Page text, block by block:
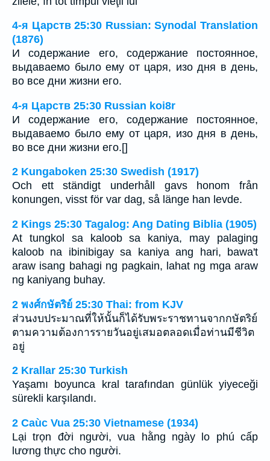
4-я Царств 25:30 Russian: Synodal Translation
(1876)
И содержание его, содержание постоянное,
выдаваемо было ему от царя, изо дня в день,
во все дни жизни его.
4-я Царств 25:30 Russian koi8r
И содержание его, содержание постоянное,
выдаваемо было ему от царя, изо дня в день,
во все дни жизни его.[]
2 Kungaboken 25:30 Swedish (1917)
Och ett ständigt underhåll gavs honom från
konungen, visst för var dag, så länge han levde.
2 Kings 25:30 Tagalog: Ang Dating Biblia (1905)
At tungkol sa kaloob sa kaniya, may palaging
kaloob na ibinibigay sa kaniya ang hari, bawa't
araw isang bahagi ng pagkain, lahat ng mga araw
ng kaniyang buhay.
2 พงศ์กษัตริย์ 25:30 Thai: from KJV
ส่วนงบประมาณที่ให้นั้นก็ได้รับพระราชทานจากกษัตริย์
ตามความต้องการรายวันอยู่เสมอตลอดเมื่อท่านมีชีวิต
อยู่
2 Krallar 25:30 Turkish
Yaşamı boyunca kral tarafından günlük yiyeceği
sürekli karşılandı.
2 Caùc Vua 25:30 Vietnamese (1934)
Lại trọn đời người, vua hằng ngày lo phú cấp
lương thực cho người.